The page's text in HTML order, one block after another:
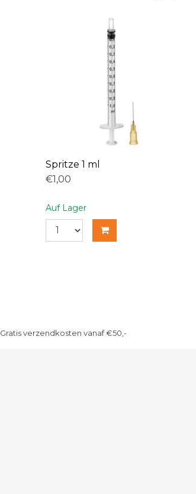
Spritze 1 ml
€1,00
Auf Lager
Gratisverzendkosten vanaf €50,-